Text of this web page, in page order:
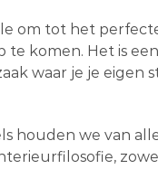
om tot het
komen. Het is
waar je je eigen
houden we van